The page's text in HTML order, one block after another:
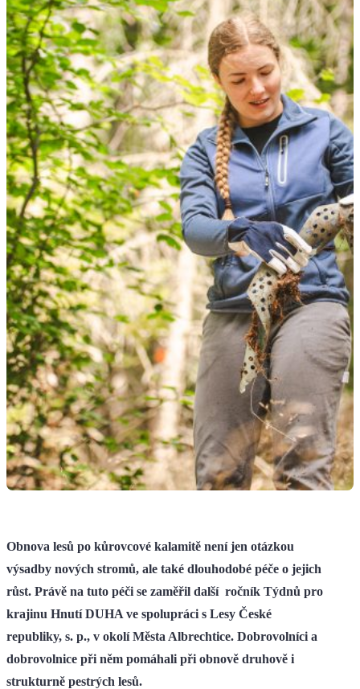
Obnova lesů po kůrovcové kalamitě není jen otázkou
výsadby nových stromů, ale také dlouhodobé péče o jejich
růst. Právě na tuto péči se zaměřil další ročník Týdnů pro
krajinu Hnutí DUHA ve spolupráci s Lesy České
republiky, s. p., v okolí Města Albrechtice. Dobrovolníci a
dobrovolnice při něm pomáhali při obnově druhově i
strukturně pestrých lesů.